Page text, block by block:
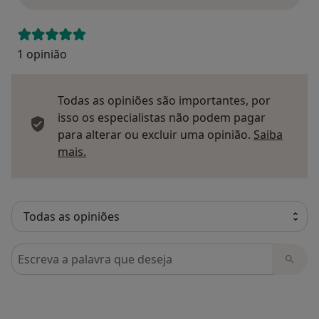
1 opinião
Todas as opiniões são importantes, por
isso os especialistas não podem pagar
para alterar ou excluir uma opinião. Saiba
mais.
Pesquisar em opiniões